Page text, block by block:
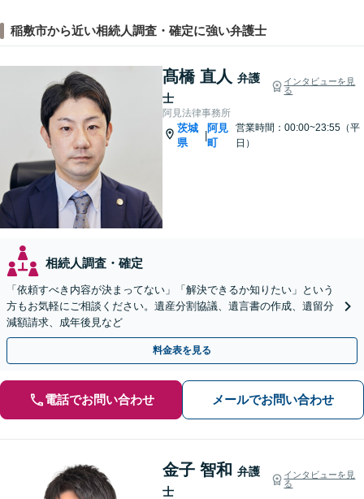
稲敷市から近い相続人調査・確定に強い弁護士
髙橋 直人 弁護
士
インタビューを見
る
阿見法律事務所
茨城
県
|
阿見
町
営業時間：00:00~23:55（平
日）
相続人調査・確定
「依頼すべき内容が決まってない」「解決できるか知りたい」という
方もお気軽にご相談ください。遺産分割協議、遺言書の作成、遺留分
減額請求、成年後見など
料金表を見る
電話でお問い合わせ メールでお問い合わせ
金子 智和 弁護
士
インタビューを見
る